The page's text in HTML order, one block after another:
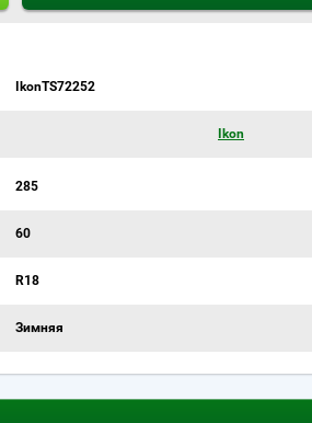
IkonTS72252
Ikon
285
60
R18
Зимняя